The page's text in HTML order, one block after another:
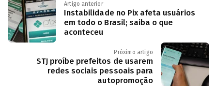
Artigo anterior
Instabilidade no Pix afeta usuários
em todo o Brasil; saiba o que
aconteceu
Próximo artigo
STJ proíbe prefeitos de usarem
redes sociais pessoais para
autopromoção